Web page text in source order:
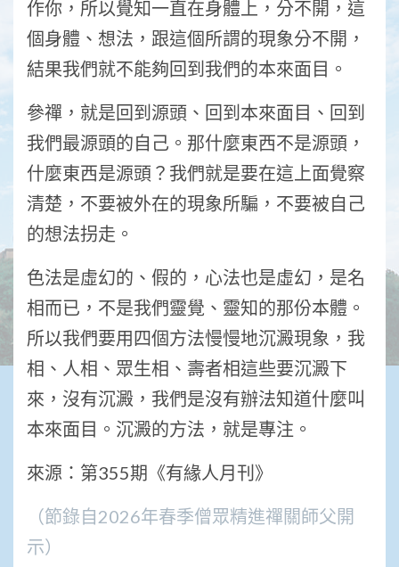
作你，所以覺知一直在身體上，分不開，這
個身體、想法，跟這個所謂的現象分不開，
結果我們就不能夠回到我們的本來面目。
參禪，就是回到源頭、回到本來面目、回到
我們最源頭的自己。那什麼東西不是源頭，
什麼東西是源頭？我們就是要在這上面覺察
清楚，不要被外在的現象所騙，不要被自己
的想法拐走。
色法是虛幻的、假的，心法也是虛幻，是名
相而已，不是我們靈覺、靈知的那份本體。
所以我們要用四個方法慢慢地沉澱現象，我
相、人相、眾生相、壽者相這些要沉澱下
來，沒有沉澱，我們是沒有辦法知道什麼叫
本來面目。沉澱的方法，就是專注。
來源：第355期《有緣人月刊》
（節錄自2026年春季僧眾精進禪關師父開
示）